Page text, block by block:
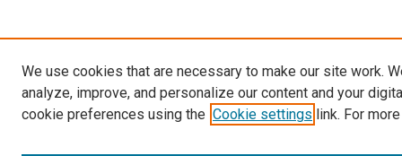
We use cookies that are necessary to make our site work.
analyze, improve, and personalize our content and your
cookie preferences using the Cookie settings link. For